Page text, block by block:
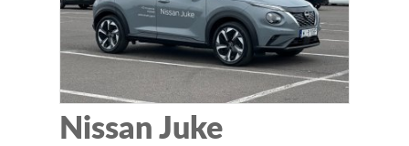
Nissan Juke